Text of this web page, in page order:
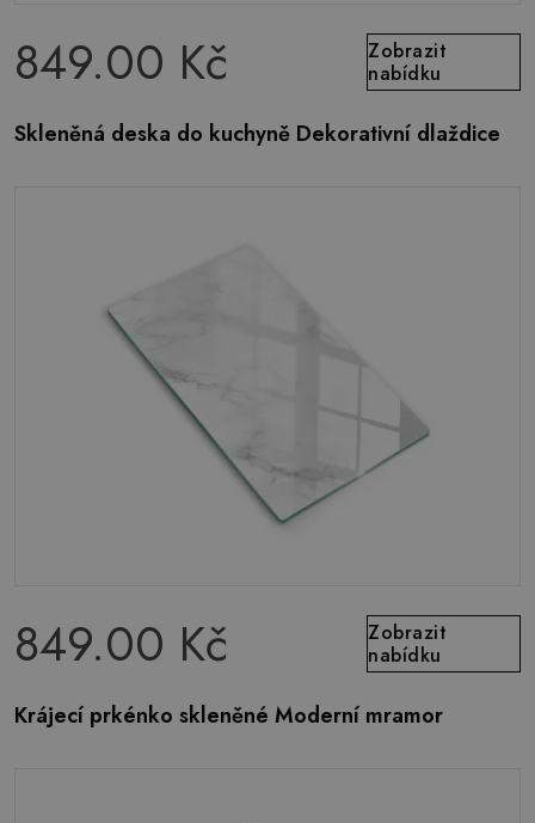
849.00 Kč
Zobrazit
nabídku
Skleněná deska do kuchyně Dekorativní dlaždice
849.00 Kč
Zobrazit
nabídku
Krájecí prkénko skleněné Moderní mramor